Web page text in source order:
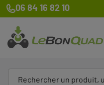
06 84 16 82 10